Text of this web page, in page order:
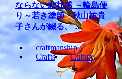
ならない悲壮感 ～輪島便
り～若き塗師・秋山祐貴
子さんが綴る、 …
craftmanship
Crafts
Culture